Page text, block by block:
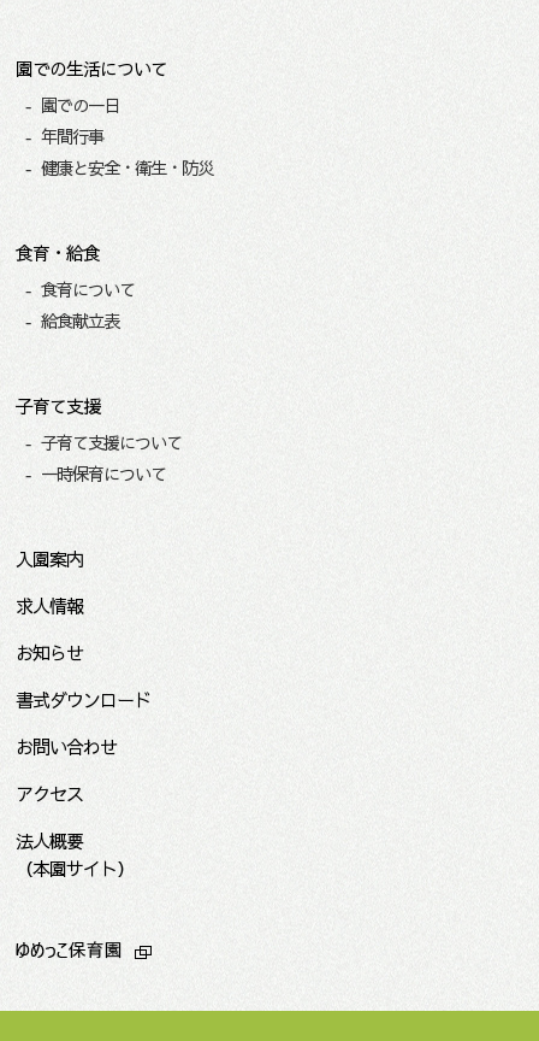
園での生活について
園での一日
年間行事
健康と安全・衛生・防災
食育・給食
食育について
給食献立表
子育て支援
子育て支援について
一時保育について
入園案内
求人情報
お知らせ
書式ダウンロード
お問い合わせ
アクセス
法人概要
（本園サイト）